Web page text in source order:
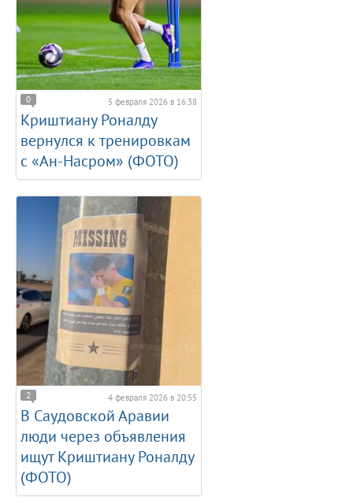
0 5 февраля 2026 в 16:38
Криштиану Роналду
вернулся к тренировкам
с «Ан-Насром» (ФОТО)
2 4 февраля 2026 в 20:55
В Саудовской Аравии
люди через объявления
ищут Криштиану Роналду
(ФОТО)